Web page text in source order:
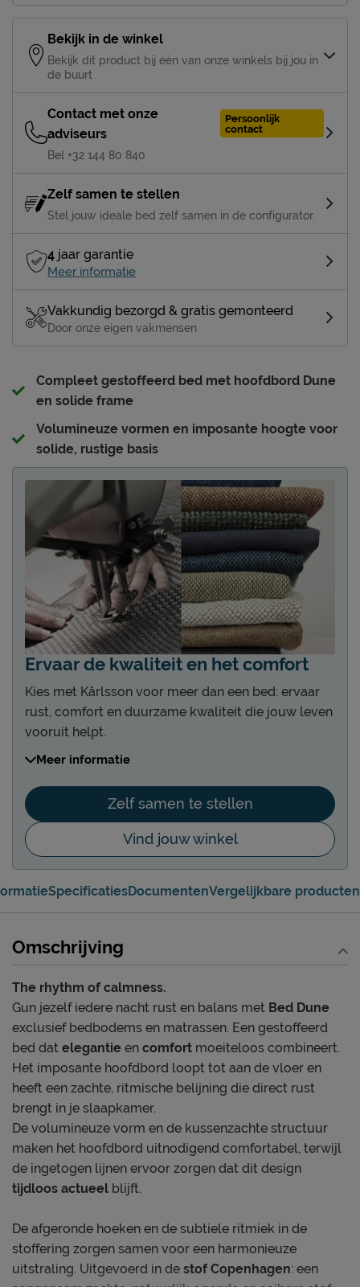
Bekijk in de winkel
Bekijk dit product bij één van onze winkels bij jou in
de buurt
Contact met onze
adviseurs
Persoonlijk
contact
Bel +32 144 80 840
Zelf samen te stellen
Stel jouw ideale bed zelf samen in de configurator.
4 jaar garantie
Meer informatie
Vakkundig bezorgd & gratis gemonteerd
Door onze eigen vakmensen
Compleet gestoffeerd bed met hoofdbord Dune
en solide frame
Volumineuze vormen en imposante hoogte voor
solide, rustige basis
Ervaar de kwaliteit en het comfort
Kies met Kårlsson voor meer dan een bed: ervaar
rust, comfort en duurzame kwaliteit die jouw leven
vooruit helpt.
Kies uit 4 soorten boxen of bedden
Kies uit 5 verschillende hoofdborden
Kies uit 15 unieke poten
Kies uit 25+ stof- en kleurgroepen
matras
Jouw ondersteuning in de look die je wilt
Meer informatie
Zelf samen te stellen
Vind jouw winkel
SpecificatiesDocumentenVergelijkbare producten
Omschrijving
The rhythm of calmness.
Gun jezelf iedere nacht rust en balans met Bed Dune
exclusief bedbodems en matrassen. Een gestoffeerd
bed dat elegantie en comfort moeiteloos combineert.
Het imposante hoofdbord loopt tot aan de vloer en
heeft een zachte, ritmische belijning die direct rust
brengt in je slaapkamer.
De volumineuze vorm en de kussenzachte structuur
maken het hoofdbord uitnodigend comfortabel, terwijl
de ingetogen lijnen ervoor zorgen dat dit design
tijdloos actueel blijft.
De afgeronde hoeken en de subtiele ritmiek in de
stoffering zorgen samen voor een harmonieuze
uitstraling. Uitgevoerd in de stof Copenhagen: een